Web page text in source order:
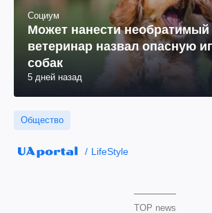
Социум
Может нанести необратимый
ветеринар назвал опасную
собак
5 дней назад
Общество
LifeStyle
TOP news